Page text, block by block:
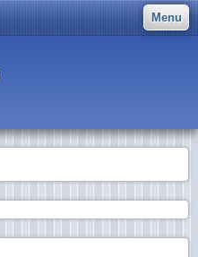
Menu